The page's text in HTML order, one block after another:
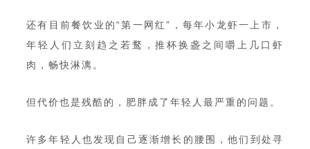
还有目前餐饮业的“第一网红”，每年小龙虾一上市，
年轻人们立刻趋之若鹜，推杯换盏之间嚼上几口虾
肉，畅快淋漓。
但代价也是残酷的，肥胖成了年轻人最严重的问题。
许多年轻人也发现自己逐渐增长的腰围，他们到处寻